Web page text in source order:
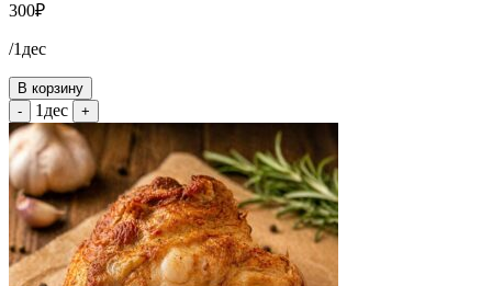
300₽
/1дес
В корзину
-
1дес +